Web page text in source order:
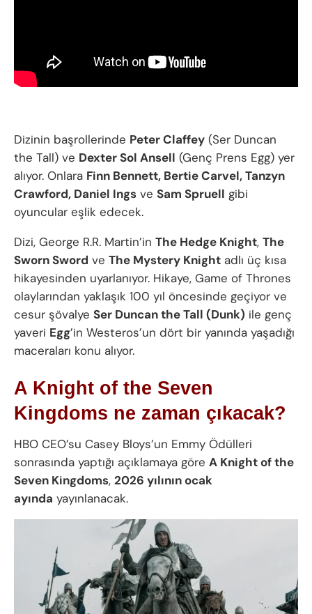
Dizinin başrollerinde Peter Claffey (Ser Duncan
the Tall) ve Dexter Sol Ansell (Genç Prens Egg) yer
alıyor. Onlara Finn Bennett, Bertie Carvel, Tanzyn
Crawford, Daniel Ings ve Sam Spruell gibi
oyuncular eşlik edecek.
Dizi, George R.R. Martin’in The Hedge Knight, The
Sworn Sword ve The Mystery Knight adlı üç kısa
hikayesinden uyarlanıyor. Hikaye, Game of Thrones
olaylarından yaklaşık 100 yıl öncesinde geçiyor ve
cesur şövalye Ser Duncan the Tall (Dunk) ile genç
yaveri Egg’in Westeros’un dört bir yanında yaşadığı
maceraları konu alıyor.
A Knight of the Seven
Kingdoms ne zaman çıkacak?
HBO CEO’su Casey Bloys’un Emmy Ödülleri
sonrasında yaptığı açıklamaya göre A Knight of the
Seven Kingdoms, 2026 yılının ocak
ayında yayınlanacak.